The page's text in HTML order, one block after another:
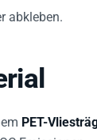
abkleben.
PET-
Emissionen